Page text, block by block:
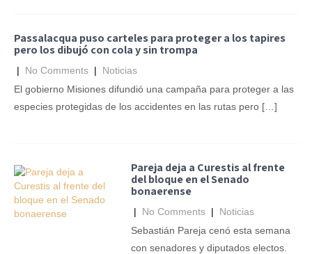
Passalacqua puso carteles para proteger a los tapires
pero los dibujó con cola y sin trompa
| No Comments | Noticias
El gobierno Misiones difundió una campaña para proteger a las
especies protegidas de los accidentes en las rutas pero […]
Pareja deja a Curestis al frente
del bloque en el Senado
bonaerense
| No Comments | Noticias
Sebastián Pareja cenó esta semana
con senadores y diputados electos.